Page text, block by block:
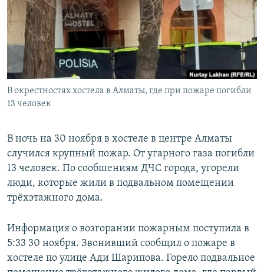
В окрестностях хостела в Алматы, где при пожаре погибли
13 человек
В ночь на 30 ноября в хостеле в центре Алматы
случился крупный пожар. От угарного газа погибли
13 человек. По сообшениям ДЧС города, угорели
люди, которые жили в подвальном помещении
трёхэтажного дома.
Информация о возгорании пожарным поступила в
5:33 30 ноября. Звонивший сообщил о пожаре в
хостеле по улице Ади Шарипова. Горело подвальное